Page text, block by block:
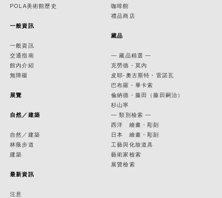
POLA美術館歷史
一般資訊
一般資訊
交通指南
館內介紹
無障礙
展覽
自然／建築
自然／建築
林蔭步道
建築
最新資訊
注意
咖啡館
禮品商店
藏品
— 藏品精選 —
克勞德・莫內
皮耶-奧古斯特・雷諾瓦
巴布羅・畢卡索
倫納德・藤田（藤田嗣治）
杉山寧
— 類別檢索 —
西洋 繪畫・彫刻
日本 繪畫・彫刻
工藝與化妝道具
藝術家檢索
展覽檢索